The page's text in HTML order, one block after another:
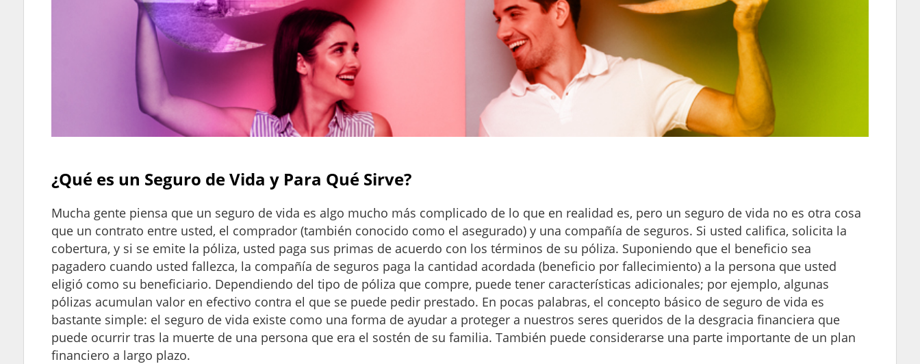
¿Qué es un Seguro de Vida y Para Qué Sirve?
Mucha gente piensa que un seguro de vida es algo mucho más complicado de lo que en realidad es, pero un seguro de vida no es otra cosa
que un contrato entre usted, el comprador (también conocido como el asegurado) y una compañía de seguros. Si usted califica, solicita la
cobertura, y si se emite la póliza, usted paga sus primas de acuerdo con los términos de su póliza. Suponiendo que el beneficio sea
pagadero cuando usted fallezca, la compañía de seguros paga la cantidad acordada (beneficio por fallecimiento) a la persona que usted
eligió como su beneficiario. Dependiendo del tipo de póliza que compre, puede tener características adicionales; por ejemplo, algunas
pólizas acumulan valor en efectivo contra el que se puede pedir prestado. En pocas palabras, el concepto básico de seguro de vida es
bastante simple: el seguro de vida existe como una forma de ayudar a proteger a nuestros seres queridos de la desgracia financiera que
puede ocurrir tras la muerte de una persona que era el sostén de su familia. También puede considerarse una parte importante de un plan
financiero a largo plazo.